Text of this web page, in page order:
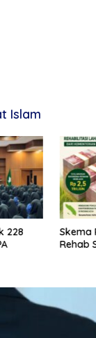
Islam
228
Skema
Rehab